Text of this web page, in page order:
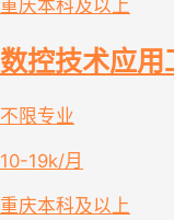
重庆本科及以上
数控技术应用
不限专业
10-19k/月
重庆本科及以上